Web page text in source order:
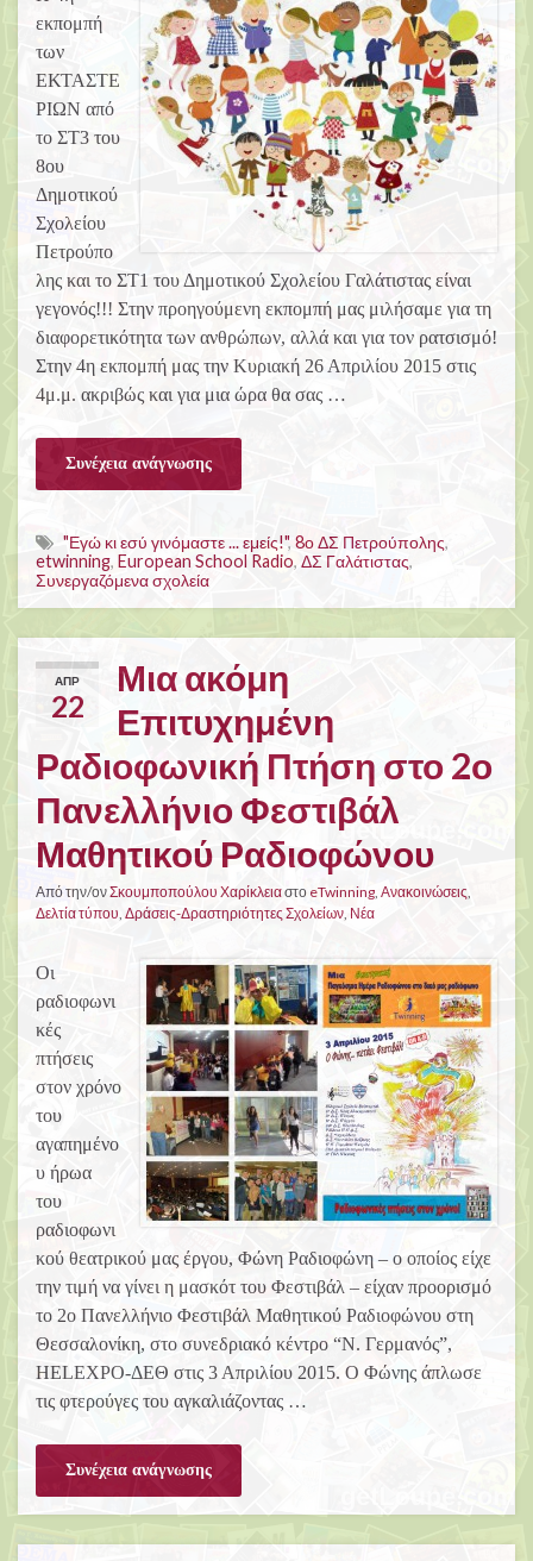
εκπομπή
των
ΕΚΤΑΣΤΕ
ΡΙΩΝ από
το ΣΤ3 του
8ου
Δημοτικού
Σχολείου
Πετρούπο
λης και το ΣΤ1 του Δημοτικού Σχολείου Γαλάτιστας είναι
γεγονός!!! Στην προηγούμενη εκπομπή μας μιλήσαμε για τη
διαφορετικότητα των ανθρώπων, αλλά και για τον ρατσισμό!
Στην 4η εκπομπή μας την Κυριακή 26 Απριλίου 2015 στις
4μ.μ. ακριβώς και για μια ώρα θα σας …
Συνέχεια ανάγνωσης
"Εγώ κι εσύ γινόμαστε ... εμείς!", 8ο ΔΣ Πετρούπολης,
etwinning, European School Radio, ΔΣ Γαλάτιστας,
Συνεργαζόμενα σχολεία
ΑΠΡ
22
Μια ακόμη
Επιτυχημένη
Ραδιοφωνική Πτήση στο 2ο
Πανελλήνιο Φεστιβάλ
Μαθητικού Ραδιοφώνου
Από την/ονΣκουμποπούλου Χαρίκλειαστο eTwinning, Ανακοινώσεις,
Δελτία τύπου, Δράσεις-Δραστηριότητες Σχολείων, Νέα
Οι
ραδιοφωνι
κές
πτήσεις
στον χρόνο
του
αγαπημένο
υ ήρωα
του
ραδιοφωνι
κού θεατρικού μας έργου, Φώνη Ραδιοφώνη – ο οποίος είχε
την τιμή να γίνει η μασκότ του Φεστιβάλ – είχαν προορισμό
το 2ο Πανελλήνιο Φεστιβάλ Μαθητικού Ραδιοφώνου στη
Θεσσαλονίκη, στο συνεδριακό κέντρο “Ν. Γερμανός”,
HELEXPO-ΔΕΘ στις 3 Απριλίου 2015. Ο Φώνης άπλωσε
τις φτερούγες του αγκαλιάζοντας …
Συνέχεια ανάγνωσης